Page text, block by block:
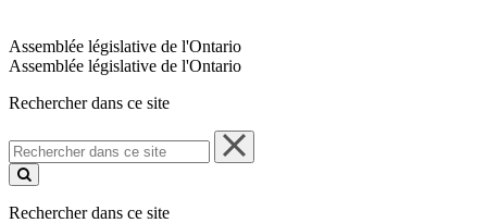
Assemblée législative de l'Ontario
Assemblée législative de l'Ontario
Rechercher dans ce site
Rechercher
dans
ce
Rechercher dans ce site